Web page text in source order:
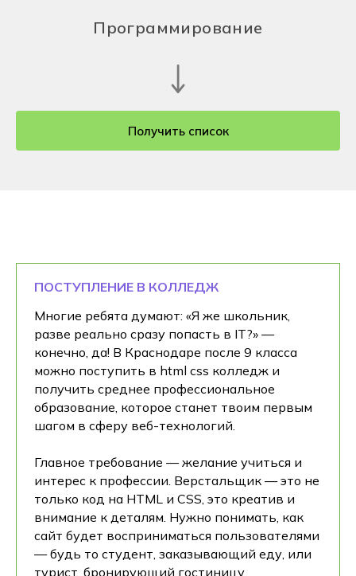
Программирование
Получить список
ПОСТУПЛЕНИЕ В КОЛЛЕДЖ
Многие ребята думают: «Я же школьник,
разве реально сразу попасть в IT?» —
конечно, да! В Краснодаре после 9 класса
можно поступить в html css колледж и
получить среднее профессиональное
образование, которое станет твоим первым
шагом в сферу веб-технологий.
Главное требование — желание учиться и
интерес к профессии. Верстальщик — это не
только код на HTML и CSS, это креатив и
внимание к деталям. Нужно понимать, как
сайт будет восприниматься пользователями
— будь то студент, заказывающий еду, или
турист, бронирующий гостиницу.